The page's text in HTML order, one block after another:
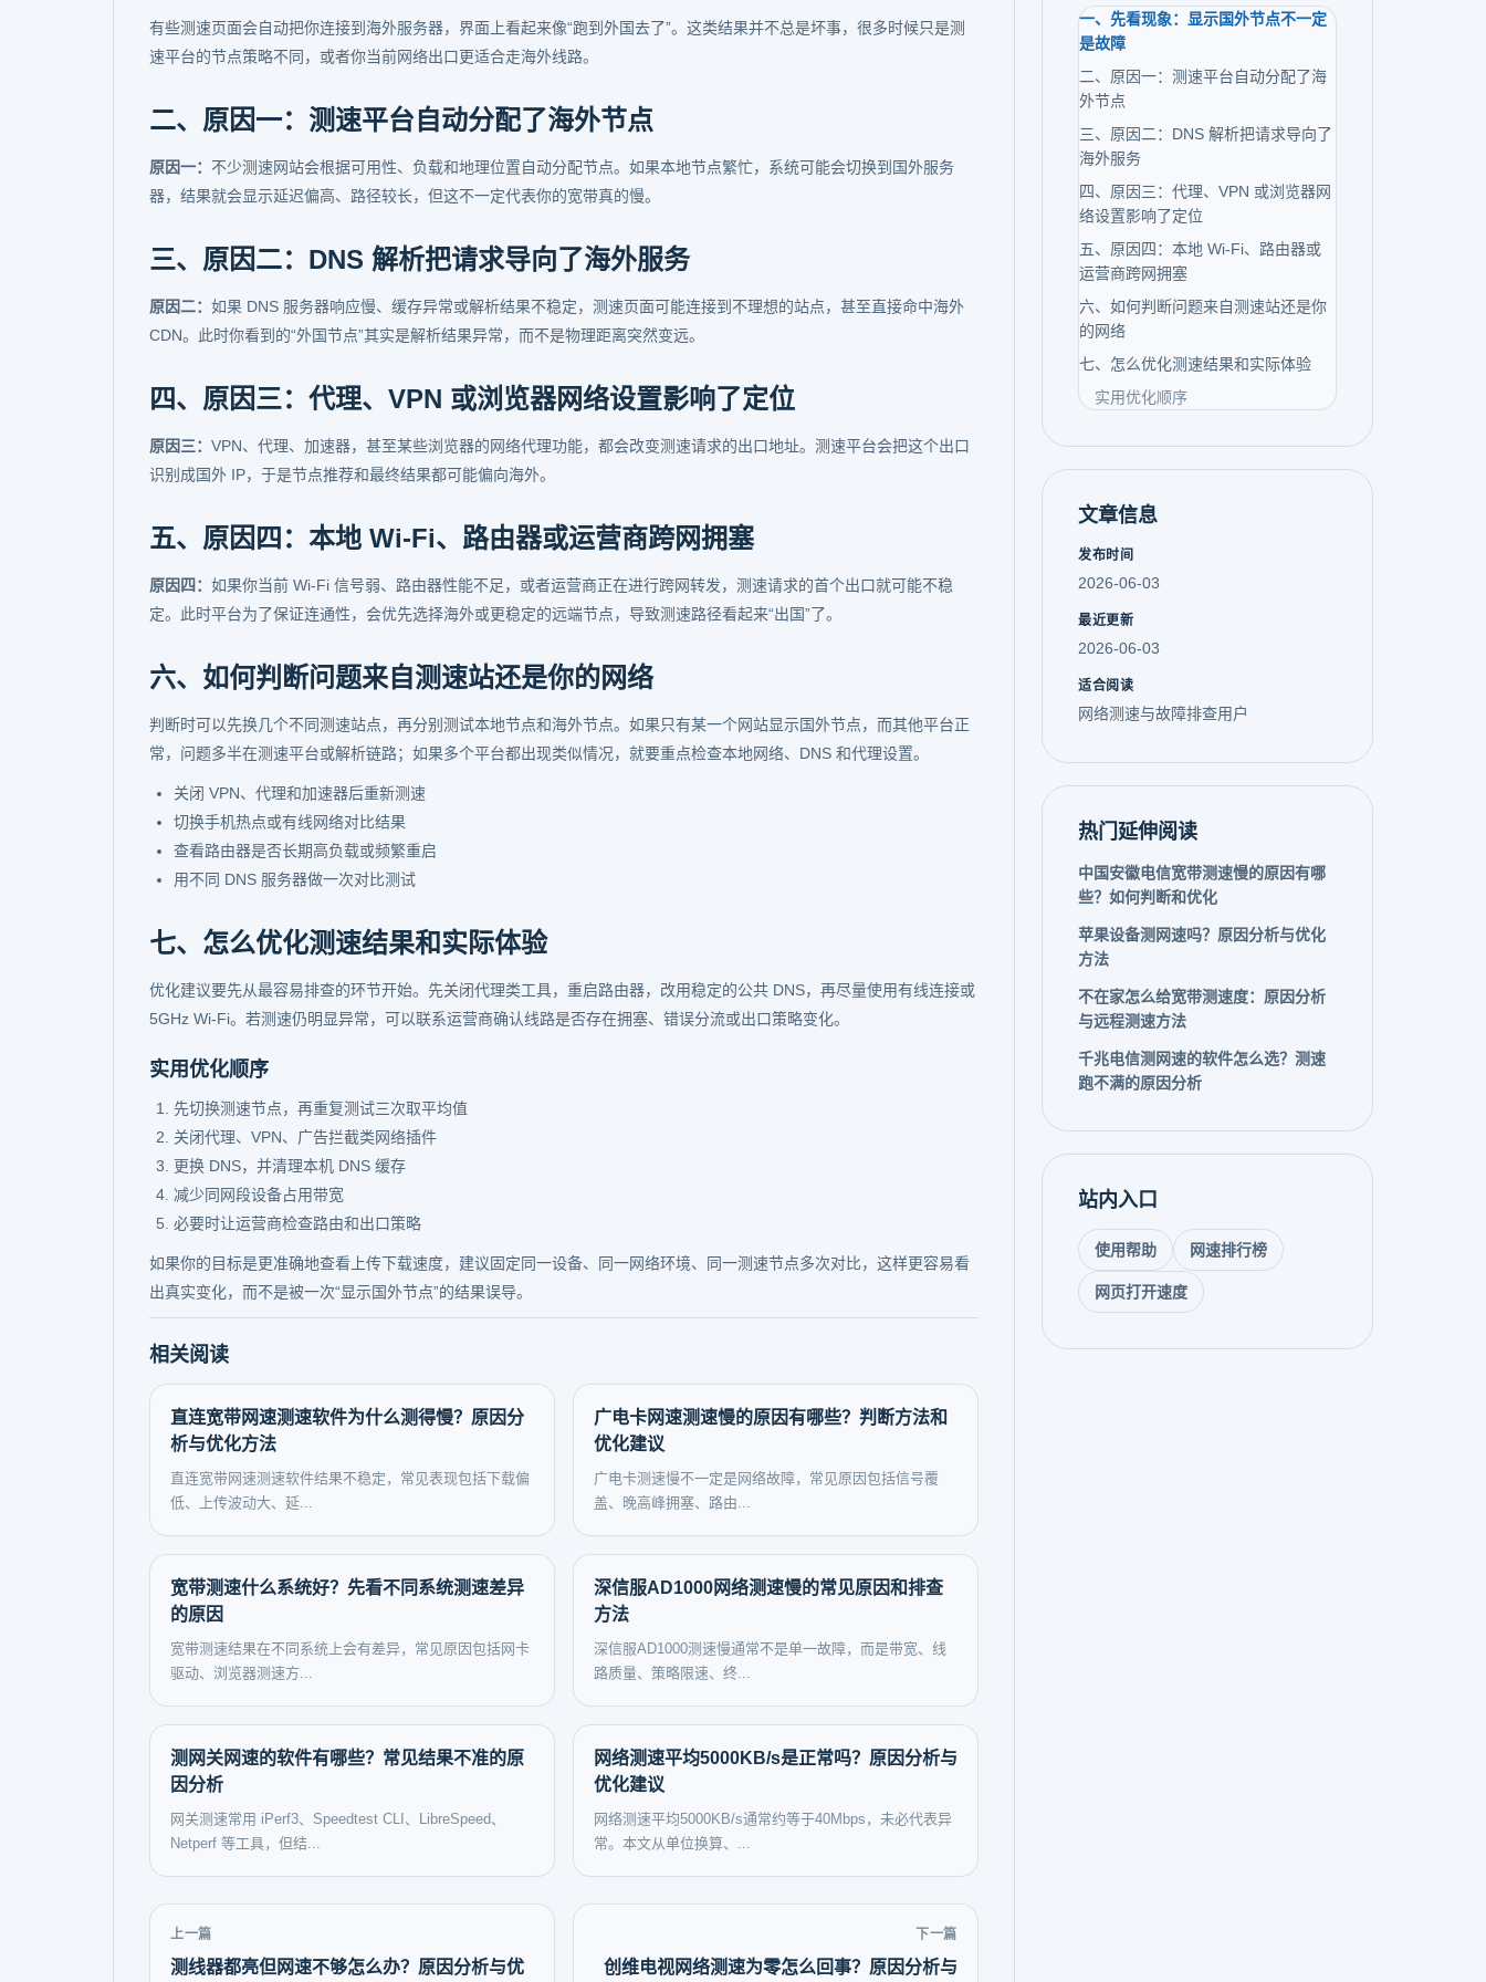
有些测速页面会自动把你连接到海外服务器，界面上看起来像“跑到外国去了”。这类结果并不总是坏事，很多时候只是测
速平台的节点策略不同，或者你当前网络出口更适合走海外线路。
二、原因一：测速平台自动分配了海外节点
原因一： 不少测速网站会根据可用性、负载和地理位置自动分配节点。如果本地节点繁忙，系统可能会切换到国外服务
器，结果就会显示延迟偏高、路径较长，但这不一定代表你的宽带真的慢。
三、原因二：DNS 解析把请求导向了海外服务
原因二： 如果 DNS 服务器响应慢、缓存异常或解析结果不稳定，测速页面可能连接到不理想的站点，甚至直接命中海外
CDN。此时你看到的“外国节点”其实是解析结果异常，而不是物理距离突然变远。
四、原因三：代理、VPN 或浏览器网络设置影响了定位
原因三： VPN、代理、加速器，甚至某些浏览器的网络代理功能，都会改变测速请求的出口地址。测速平台会把这个出口
识别成国外 IP，于是节点推荐和最终结果都可能偏向海外。
五、原因四：本地 Wi-Fi、路由器或运营商跨网拥塞
原因四： 如果你当前 Wi-Fi 信号弱、路由器性能不足，或者运营商正在进行跨网转发，测速请求的首个出口就可能不稳
定。此时平台为了保证连通性，会优先选择海外或更稳定的远端节点，导致测速路径看起来“出国”了。
六、如何判断问题来自测速站还是你的网络
判断时可以先换几个不同测速站点，再分别测试本地节点和海外节点。如果只有某一个网站显示国外节点，而其他平台正
常，问题多半在测速平台或解析链路；如果多个平台都出现类似情况，就要重点检查本地网络、DNS 和代理设置。
关闭 VPN、代理和加速器后重新测速
切换手机热点或有线网络对比结果
查看路由器是否长期高负载或频繁重启
用不同 DNS 服务器做一次对比测试
七、怎么优化测速结果和实际体验
优化建议要先从最容易排查的环节开始。先关闭代理类工具，重启路由器，改用稳定的公共 DNS，再尽量使用有线连接或
5GHz Wi-Fi。若测速仍明显异常，可以联系运营商确认线路是否存在拥塞、错误分流或出口策略变化。
实用优化顺序
先切换测速节点，再重复测试三次取平均值
关闭代理、VPN、广告拦截类网络插件
更换 DNS，并清理本机 DNS 缓存
减少同网段设备占用带宽
必要时让运营商检查路由和出口策略
如果你的目标是更准确地查看上传下载速度，建议固定同一设备、同一网络环境、同一测速节点多次对比，这样更容易看
出真实变化，而不是被一次“显示国外节点”的结果误导。
相关阅读
直连宽带网速测速软件为什么测得慢？原因分
析与优化方法
直连宽带网速测速软件结果不稳定，常见表现包括下载偏
低、上传波动大、延...
广电卡网速测速慢的原因有哪些？判断方法和
优化建议
广电卡测速慢不一定是网络故障，常见原因包括信号覆
盖、晚高峰拥塞、路由...
宽带测速什么系统好？先看不同系统测速差异
的原因
宽带测速结果在不同系统上会有差异，常见原因包括网卡
驱动、浏览器测速方...
深信服AD1000网络测速慢的常见原因和排查
方法
深信服AD1000测速慢通常不是单一故障，而是带宽、线
路质量、策略限速、终...
测网关网速的软件有哪些？常见结果不准的原
因分析
网关测速常用 iPerf3、Speedtest CLI、LibreSpeed、
Netperf 等工具，但结...
网络测速平均5000KB/s是正常吗？原因分析与
优化建议
网络测速平均5000KB/s通常约等于40Mbps，未必代表异
常。本文从单位换算、...
上一篇
测线器都亮但网速不够怎么办？原因分析与优
下一篇
创维电视网络测速为零怎么回事？原因分析与
一、先看现象：显示国外节点不一定
是故障
二、原因一：测速平台自动分配了海
外节点
三、原因二：DNS 解析把请求导向了
海外服务
四、原因三：代理、VPN 或浏览器网
络设置影响了定位
五、原因四：本地 Wi-Fi、路由器或
运营商跨网拥塞
六、如何判断问题来自测速站还是你
的网络
七、怎么优化测速结果和实际体验
实用优化顺序
文章信息
发布时间
2026-06-03
最近更新
2026-06-03
适合阅读
网络测速与故障排查用户
热门延伸阅读
中国安徽电信宽带测速慢的原因有哪
些？如何判断和优化
苹果设备测网速吗？原因分析与优化
方法
不在家怎么给宽带测速度：原因分析
与远程测速方法
千兆电信测网速的软件怎么选？测速
跑不满的原因分析
站内入口
使用帮助 网速排行榜
网页打开速度